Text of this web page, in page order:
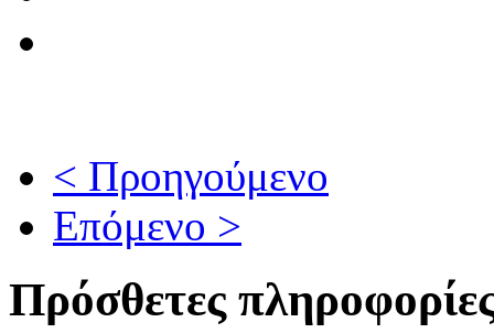
< Προηγούμενο
Επόμενο >
Πρόσθετες